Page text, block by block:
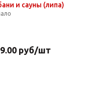
и сауны (липа)
руб/шт